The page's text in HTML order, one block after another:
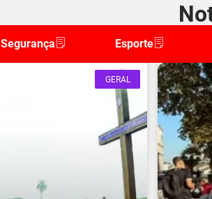
Segurança Esporte
GERAL